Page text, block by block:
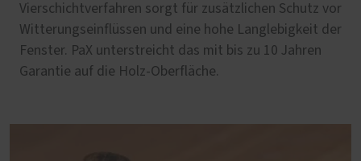
Vierschichtverfahren sorgt für zusätzlichen Schutz vor
Witterungseinflüssen und eine hohe Langlebigkeit der
Fenster. PaX unterstreicht das mit bis zu 10 Jahren
Garantie auf die Holz-Oberfläche.